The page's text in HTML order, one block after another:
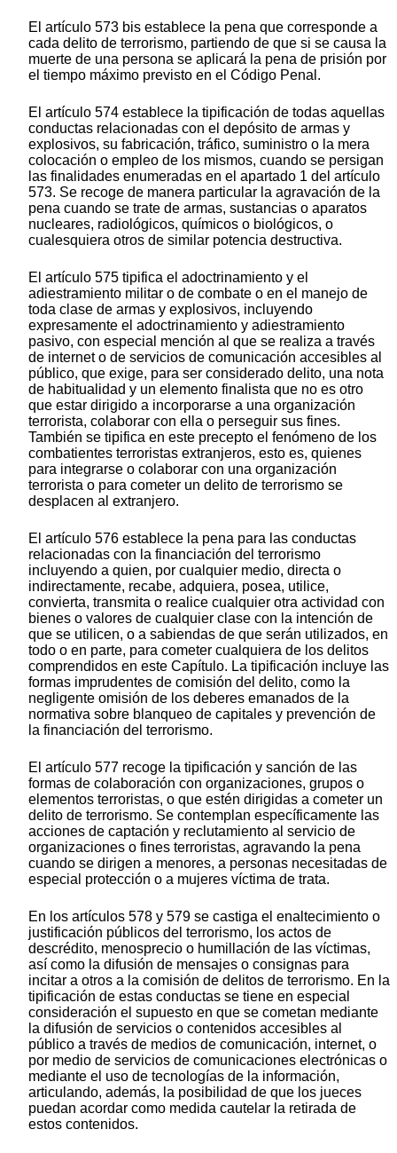
El artículo 573 bis establece la pena que corresponde a
cada delito de terrorismo, partiendo de que si se causa la
muerte de una persona se aplicará la pena de prisión por
el tiempo máximo previsto en el Código Penal.
El artículo 574 establece la tipificación de todas aquellas
conductas relacionadas con el depósito de armas y
explosivos, su fabricación, tráfico, suministro o la mera
colocación o empleo de los mismos, cuando se persigan
las finalidades enumeradas en el apartado 1 del artículo
573. Se recoge de manera particular la agravación de la
pena cuando se trate de armas, sustancias o aparatos
nucleares, radiológicos, químicos o biológicos, o
cualesquiera otros de similar potencia destructiva.
El artículo 575 tipifica el adoctrinamiento y el
adiestramiento militar o de combate o en el manejo de
toda clase de armas y explosivos, incluyendo
expresamente el adoctrinamiento y adiestramiento
pasivo, con especial mención al que se realiza a través
de internet o de servicios de comunicación accesibles al
público, que exige, para ser considerado delito, una nota
de habitualidad y un elemento finalista que no es otro
que estar dirigido a incorporarse a una organización
terrorista, colaborar con ella o perseguir sus fines.
También se tipifica en este precepto el fenómeno de los
combatientes terroristas extranjeros, esto es, quienes
para integrarse o colaborar con una organización
terrorista o para cometer un delito de terrorismo se
desplacen al extranjero.
El artículo 576 establece la pena para las conductas
relacionadas con la financiación del terrorismo
incluyendo a quien, por cualquier medio, directa o
indirectamente, recabe, adquiera, posea, utilice,
convierta, transmita o realice cualquier otra actividad con
bienes o valores de cualquier clase con la intención de
que se utilicen, o a sabiendas de que serán utilizados, en
todo o en parte, para cometer cualquiera de los delitos
comprendidos en este Capítulo. La tipificación incluye las
formas imprudentes de comisión del delito, como la
negligente omisión de los deberes emanados de la
normativa sobre blanqueo de capitales y prevención de
la financiación del terrorismo.
El artículo 577 recoge la tipificación y sanción de las
formas de colaboración con organizaciones, grupos o
elementos terroristas, o que estén dirigidas a cometer un
delito de terrorismo. Se contemplan específicamente las
acciones de captación y reclutamiento al servicio de
organizaciones o fines terroristas, agravando la pena
cuando se dirigen a menores, a personas necesitadas de
especial protección o a mujeres víctima de trata.
En los artículos 578 y 579 se castiga el enaltecimiento o
justificación públicos del terrorismo, los actos de
descrédito, menosprecio o humillación de las víctimas,
así como la difusión de mensajes o consignas para
incitar a otros a la comisión de delitos de terrorismo. En la
tipificación de estas conductas se tiene en especial
consideración el supuesto en que se cometan mediante
la difusión de servicios o contenidos accesibles al
público a través de medios de comunicación, internet, o
por medio de servicios de comunicaciones electrónicas o
mediante el uso de tecnologías de la información,
articulando, además, la posibilidad de que los jueces
puedan acordar como medida cautelar la retirada de
estos contenidos.